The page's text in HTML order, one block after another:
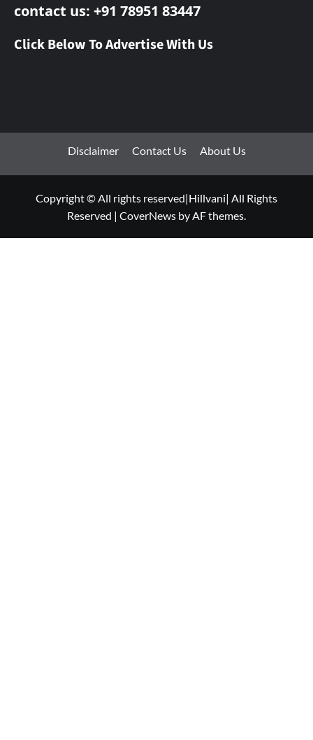
contact us: +91 78951 83447
Click Below To Advertise With Us
Disclaimer Contact Us About Us
Copyright © All rights reserved|Hillvani| All Rights
Reserved | CoverNews by AF themes.